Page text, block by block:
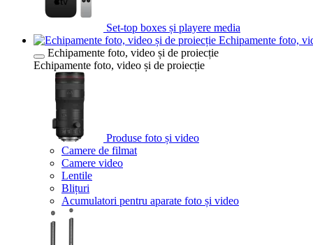
Set-top boxes și playere media
Echipamente foto,
Echipamente foto, video și de proiecție
Echipamente foto, video și de proiecție
Produse foto și video
Camere de filmat
Camere video
Lentile
Blițuri
Acumulatori pentru aparate foto și video